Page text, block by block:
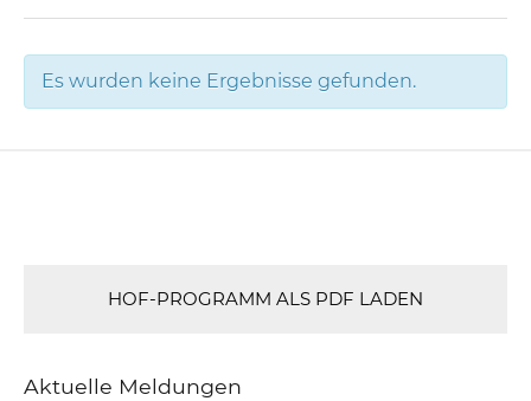
Es wurden keine Ergebnisse gefunden.
HOF-PROGRAMM ALS PDF LADEN
Aktuelle Meldungen